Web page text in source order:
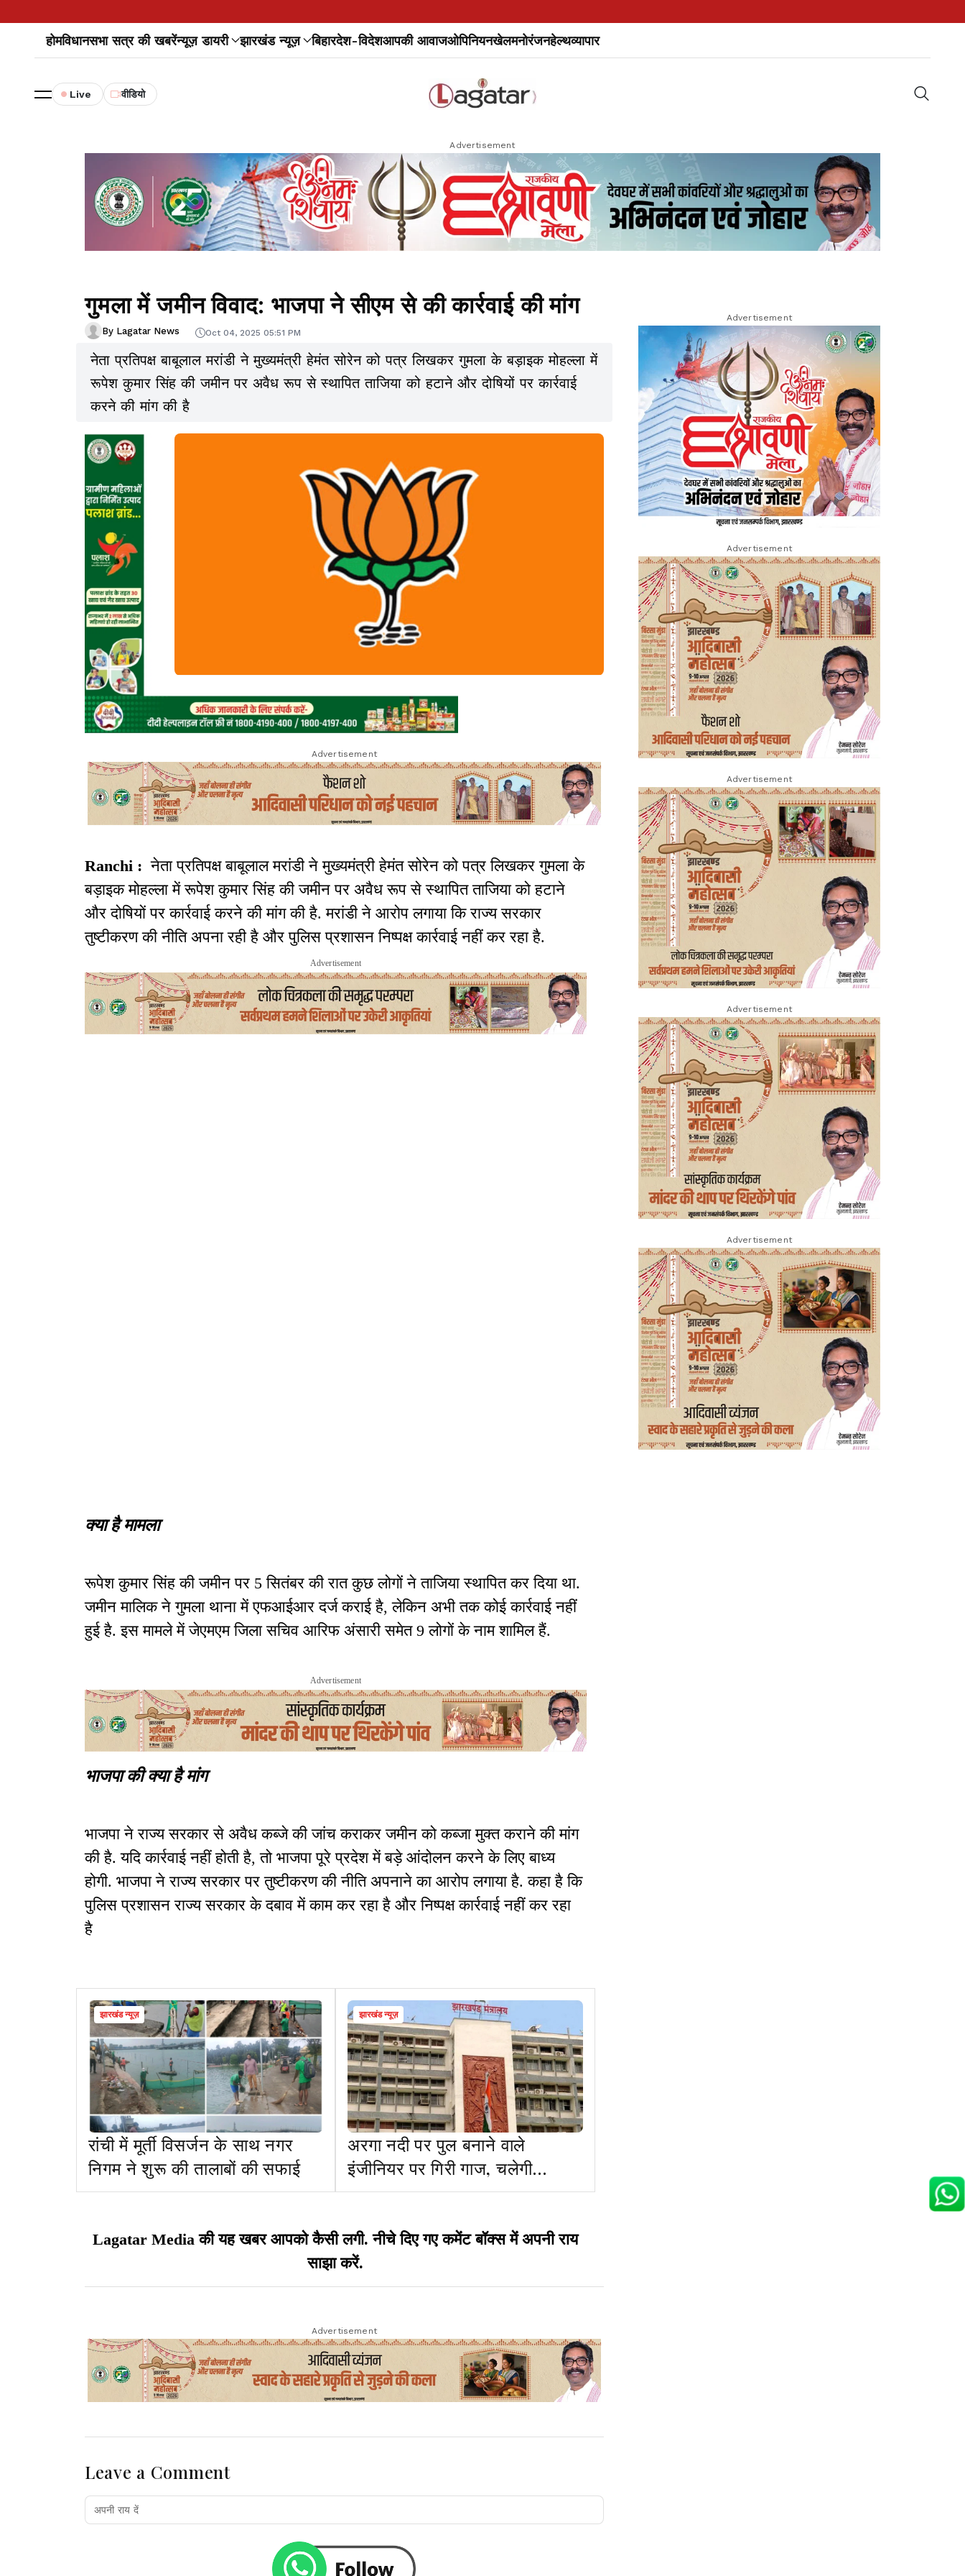
होमविधानसभा सत्र की खबरेंन्यूज़ डायरी झारखंड न्यूज़ बिहारदेश-विदेशआपकी आवाजओपिनियनखेलमनोरंजनहेल्थव्यापार
Live वीडियो
Advertisement
गुमला में जमीन विवाद: भाजपा ने सीएम से की कार्रवाई की मांग
By Lagatar News Oct 04, 2025 05:51 PM
नेता प्रतिपक्ष बाबूलाल मरांडी ने मुख्यमंत्री हेमंत सोरेन को पत्र लिखकर गुमला के बड़ाइक मोहल्ला में
रूपेश कुमार सिंह की जमीन पर अवैध रूप से स्थापित ताजिया को हटाने और दोषियों पर कार्रवाई
करने की मांग की है
Advertisement
Ranchi : नेता प्रतिपक्ष बाबूलाल मरांडी ने मुख्यमंत्री हेमंत सोरेन को पत्र लिखकर गुमला के
बड़ाइक मोहल्ला में रूपेश कुमार सिंह की जमीन पर अवैध रूप से स्थापित ताजिया को हटाने
और दोषियों पर कार्रवाई करने की मांग की है. मरांडी ने आरोप लगाया कि राज्य सरकार
तुष्टीकरण की नीति अपना रही है और पुलिस प्रशासन निष्पक्ष कार्रवाई नहीं कर रहा है.
Advertisement
क्या है मामला
रूपेश कुमार सिंह की जमीन पर 5 सितंबर की रात कुछ लोगों ने ताजिया स्थापित कर दिया था.
जमीन मालिक ने गुमला थाना में एफआईआर दर्ज कराई है, लेकिन अभी तक कोई कार्रवाई नहीं
हुई है. इस मामले में जेएमएम जिला सचिव आरिफ अंसारी समेत 9 लोगों के नाम शामिल हैं.
Advertisement
भाजपा की क्या है मांग
भाजपा ने राज्य सरकार से अवैध कब्जे की जांच कराकर जमीन को कब्जा मुक्त कराने की मांग
की है. यदि कार्रवाई नहीं होती है, तो भाजपा पूरे प्रदेश में बड़े आंदोलन करने के लिए बाध्य
होगी. भाजपा ने राज्य सरकार पर तुष्टीकरण की नीति अपनाने का आरोप लगाया है. कहा है कि
पुलिस प्रशासन राज्य सरकार के दबाव में काम कर रहा है और निष्पक्ष कार्रवाई नहीं कर रहा
है
झारखंड न्यूज़
रांची में मूर्ती विसर्जन के साथ नगर
निगम ने शुरू की तालाबों की सफाई
झारखंड न्यूज़
अरगा नदी पर पुल बनाने वाले
इंजीनियर पर गिरी गाज, चलेगी
विभागीय कार्यवाही
Lagatar Media की यह खबर आपको कैसी लगी. नीचे दिए गए कमेंट बॉक्स में अपनी राय
साझा करें.
Advertisement
Leave a Comment
Advertisement
Advertisement
Advertisement
Advertisement
Advertisement